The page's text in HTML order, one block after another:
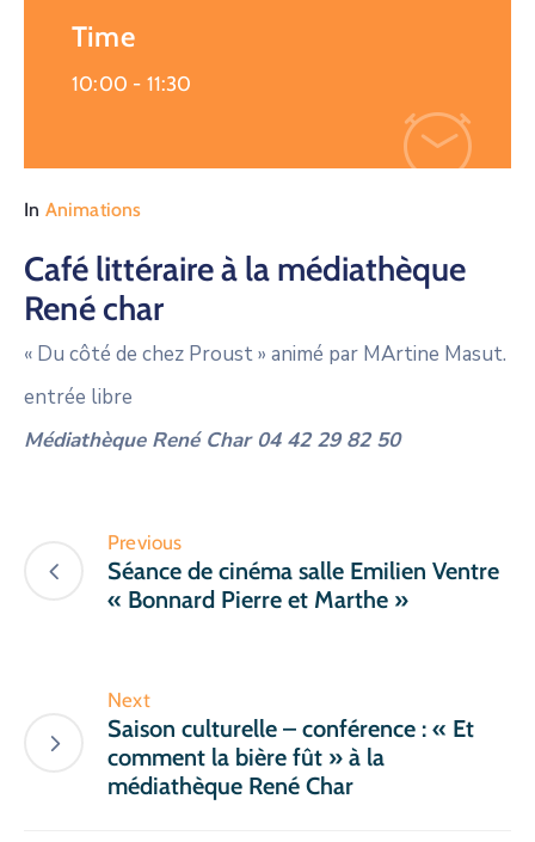
Time
10:00 - 11:30
In Animations
Café littéraire à la médiathèque
René char
« Du côté de chez Proust » animé par MArtine Masut.
entrée libre
Médiathèque René Char 04 42 29 82 50
Previous
Séance de cinéma salle Emilien Ventre
« Bonnard Pierre et Marthe »
Next
Saison culturelle – conférence : « Et
comment la bière fût » à la
médiathèque René Char